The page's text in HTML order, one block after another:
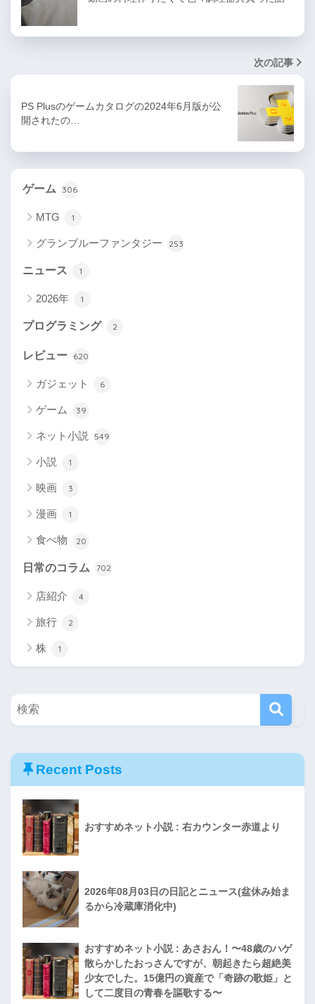
次の記事
PS Plusのゲームカタログの2024年6月版が公
開されたの…
ゲーム 306
MTG 1
グランブルーファンタジー 253
ニュース 1
2026年 1
プログラミング 2
レビュー 620
ガジェット 6
ゲーム 39
ネット小説 549
小説 1
映画 3
漫画 1
食べ物 20
日常のコラム 702
店紹介 4
旅行 2
株 1
Recent Posts
おすすめネット小説 : 右カウンター赤道より
2026年08月03日の日記とニュース(盆休み始ま
るから冷蔵庫消化中)
おすすめネット小説 : あさおん！〜48歳のハゲ
散らかしたおっさんですが、朝起きたら超絶美
少女でした。15億円の資産で「奇跡の歌姫」と
して二度目の青春を謳歌する〜